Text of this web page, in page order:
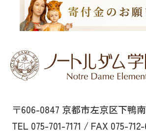
〒606-0847 京都市左京区下鴨
TEL 075-701-7171 / FAX 075-712-